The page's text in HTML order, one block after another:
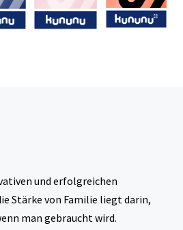
und erfolgreichen
Stärke von Familie liegt darin,
man gebraucht wird.